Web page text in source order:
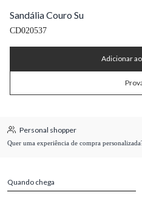
Sandália Couro Su
CD020537
Adicionar
Personal shopper
Quer uma experiência de compra
Quando chega